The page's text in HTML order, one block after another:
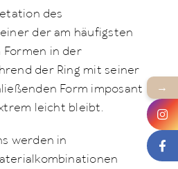
des
der am häufigsten
in der
der Ring mit seiner
Form imposant
leicht bleibt.
werden in
→